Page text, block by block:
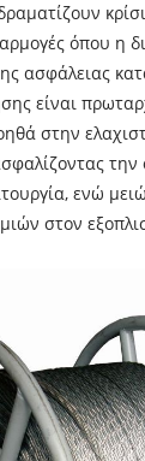
όπου η
ασφάλειας
είναι
στην
την
ενώ
στον